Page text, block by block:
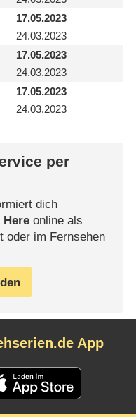
17.05.2023
24.03.2023
17.05.2023
24.03.2023
17.05.2023
24.03.2023
per
dich
Hereonline als
oder im Fernsehen
App